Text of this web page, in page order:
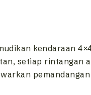
kendaraan
setiap rintangan